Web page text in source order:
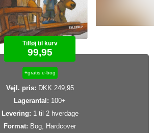
Tilføj til kurv
99,95
+gratis e-bog
Vejl. pris: DKK 249,95
Lagerantal: 100+
Levering: 1 til 2 hverdage
Format: Bog, Hardcover